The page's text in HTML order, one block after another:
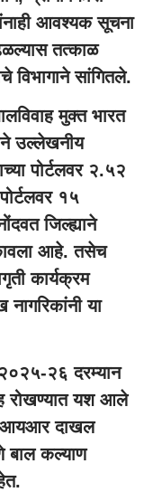
आवश्यक सूचना
तत्काळ
विभागाने सांगितले.
मुक्त भारत
उल्लेखनीय
पोर्टलवर २.५२
१५
जिल्ह्याने
आहे. तसेच
कार्यक्रम
या
२०२५-२६ दरम्यान
रोखण्यात यश आले
दाखल
कल्याण